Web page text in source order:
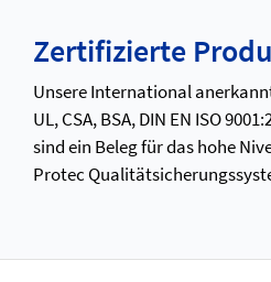
Zertifizierte
Unsere International
UL, CSA, BSA, DIN EN ISO
sind ein Beleg für das hohe
Protec